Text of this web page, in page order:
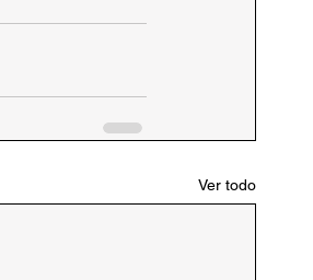
Ver todo